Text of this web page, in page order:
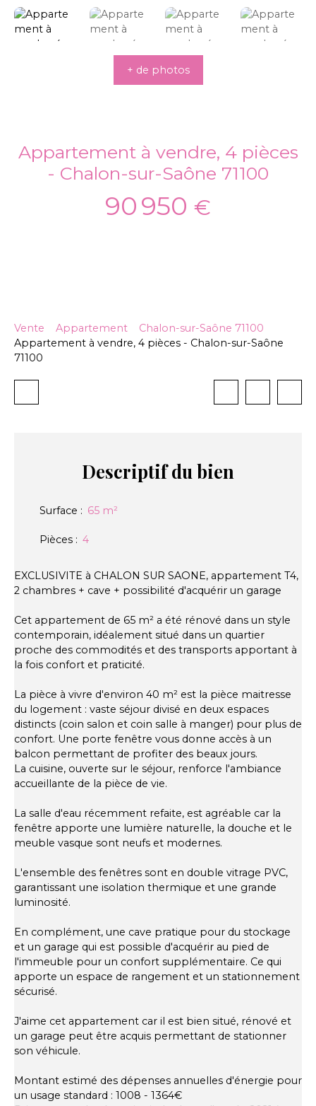
+ de photos
Appartement à vendre, 4 pièces
- Chalon-sur-Saône 71100
90 950 €
Vente Appartement
Chalon-sur-Saône 71100
Appartement à vendre, 4 pièces - Chalon-sur-Saône
71100
Descriptifdu bien
Surface : 65 m²
Pièces : 4
EXCLUSIVITE à CHALON SUR SAONE, appartement T4,
2 chambres + cave + possibilité d'acquérir un garage
Cet appartement de 65 m² a été rénové dans un style
contemporain, idéalement situé dans un quartier
proche des commodités et des transports apportant à
la fois confort et praticité.
La pièce à vivre d'environ 40 m² est la pièce maitresse
du logement : vaste séjour divisé en deux espaces
distincts (coin salon et coin salle à manger) pour plus de
confort. Une porte fenêtre vous donne accès à un
balcon permettant de profiter des beaux jours.
La cuisine, ouverte sur le séjour, renforce l'ambiance
accueillante de la pièce de vie.
La salle d'eau récemment refaite, est agréable car la
fenêtre apporte une lumière naturelle, la douche et le
meuble vasque sont neufs et modernes.
L'ensemble des fenêtres sont en double vitrage PVC,
garantissant une isolation thermique et une grande
luminosité.
En complément, une cave pratique pour du stockage
et un garage qui est possible d'acquérir au pied de
l'immeuble pour un confort supplémentaire. Ce qui
apporte un espace de rangement et un stationnement
sécurisé.
J'aime cet appartement car il est bien situé, rénové et
un garage peut être acquis permettant de stationner
son véhicule.
Montant estimé des dépenses annuelles d'énergie pour
un usage standard : 1008 - 1364€